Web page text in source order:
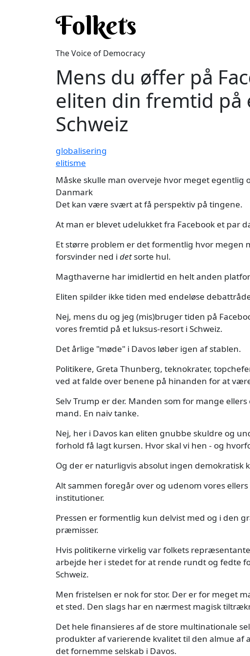
Folkets
The Voice of Democracy
Mens du øffer på
eliten din fremtid på
Schweiz
globalisering
elitisme
Måske skulle man overveje hvor meget
Danmark
Det kan være svært at få perspektiv på tingene.
At man er blevet udelukket fra Facebook et par
Et større problem er det formentlig hvor megen
forsvinder ned i detsorte hul.
Magthaverne har imidlertid en helt anden
Eliten spilder ikke tiden med endeløse
Nej, mens du og jeg (mis)bruger tiden på
vores fremtid på et luksus-resort i Schweiz.
Det årlige "møde" i Davos løber igen af stablen.
Politikere, Greta Thunberg, teknokrater,
ved at falde over benene på hinanden for at
Selv Trump er der. Manden som for mange
mand. En naiv tanke.
Nej, her i Davos kan eliten gnubbe skuldre og
forhold få lagt kursen. Hvor skal vi hen - og
Og der er naturligvis absolut ingen demokratisk
Alt sammen foregår over og udenom vores
institutioner.
Pressen er formentlig kun delvist med og i den
præmisser.
Hvis politikerne virkelig var folkets
arbejde her i stedet for at rende rundt og fedte
Schweiz.
Men fristelsen er nok for stor. Der er for meget
et sted. Den slags har en nærmest magisk
Det hele finansieres af de store multinationale
produkter af varierende kvalitet til den almue af
det fornemme selskab i Davos.